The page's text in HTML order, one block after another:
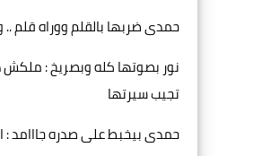
حمدى ضربها بالقلم ووراه
نور بصوتها كله وبصريخ :
تجيب سيرتها
حمدى بيخبط على صدره جااامد :